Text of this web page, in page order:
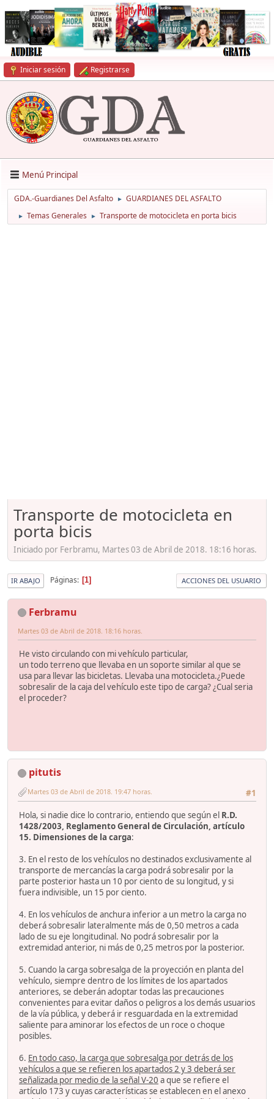
Iniciar sesión Registrarse
Menú Principal
GDA.-Guardianes Del Asfalto ► GUARDIANES DEL ASFALTO
► Temas Generales ► Transporte de motocicleta en porta bicis
Transporte de motocicleta en
porta bicis
Iniciado por Ferbramu, Martes 03 de Abril de 2018. 18:16 horas.
IR ABAJO Páginas 1 ACCIONES DEL USUARIO
Ferbramu
Martes 03 de Abril de 2018. 18:16 horas.
He visto circulando con mi vehículo particular,
un todo terreno que llevaba en un soporte similar al que se
usa para llevar las bicicletas. Llevaba una motocicleta.¿Puede
sobresalir de la caja del vehículo este tipo de carga? ¿Cual seria
el proceder?
pitutis
#1
Martes 03 de Abril de 2018. 19:47 horas.
Hola, si nadie dice lo contrario, entiendo que según el R.D.
1428/2003, Reglamento General de Circulación, artículo
15. Dimensiones de la carga:
3. En el resto de los vehículos no destinados exclusivamente al
transporte de mercancías la carga podrá sobresalir por la
parte posterior hasta un 10 por ciento de su longitud, y si
fuera indivisible, un 15 por ciento.
4. En los vehículos de anchura inferior a un metro la carga no
deberá sobresalir lateralmente más de 0,50 metros a cada
lado de su eje longitudinal. No podrá sobresalir por la
extremidad anterior, ni más de 0,25 metros por la posterior.
5. Cuando la carga sobresalga de la proyección en planta del
vehículo, siempre dentro de los límites de los apartados
anteriores, se deberán adoptar todas las precauciones
convenientes para evitar daños o peligros a los demás usuarios
de la vía pública, y deberá ir resguardada en la extremidad
saliente para aminorar los efectos de un roce o choque
posibles.
6. En todo caso, la carga que sobresalga por detrás de los
vehículos a que se refieren los apartados 2 y 3 deberá ser
señalizada por medio de la señal V-20 a que se refiere el
artículo 173 y cuyas características se establecen en el anexo